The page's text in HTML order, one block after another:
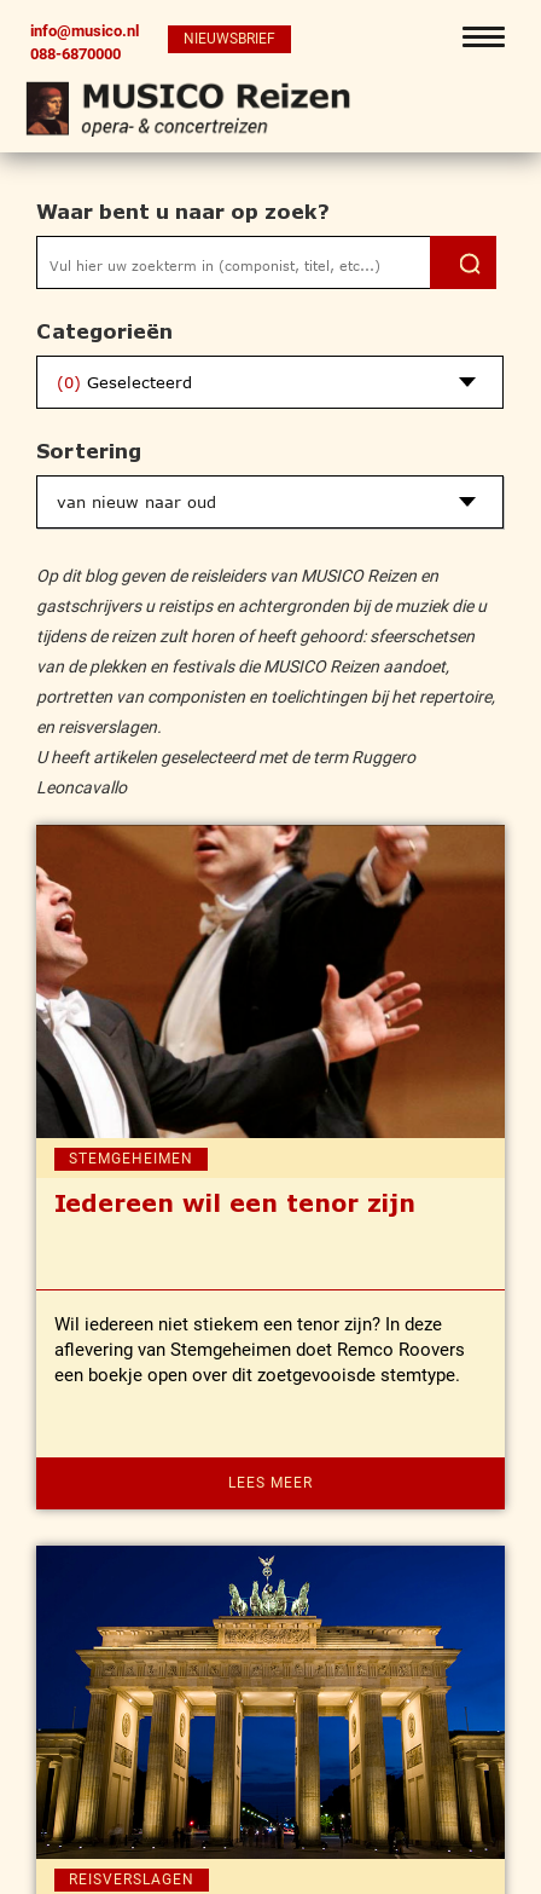
info@musico.nl
088-6870000
NIEUWSBRIEF
Waar bent u naar op zoek?
Categorieën
(0) Geselecteerd
Sortering
Op dit blog geven de reisleiders van MUSICO Reizen en
gastschrijvers u reistips en achtergronden bij de muziek die u
tijdens de reizen zult horen of heeft gehoord: sfeerschetsen
van de plekken en festivals die MUSICO Reizen aandoet,
portretten van componisten en toelichtingen bij het repertoire,
en reisverslagen.
U heeft artikelen geselecteerd met de term Ruggero
Leoncavallo
STEMGEHEIMEN
Iedereen wil een tenor zijn
Wil iedereen niet stiekem een tenor zijn? In deze
aflevering van Stemgeheimen doet Remco Roovers
een boekje open over dit zoetgevooisde stemtype.
LEES MEER
REISVERSLAGEN